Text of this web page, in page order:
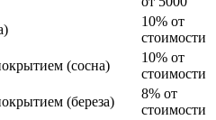
10% от
стоимости
(сосна)
10% от
стоимости
(береза)
8% от
стоимости